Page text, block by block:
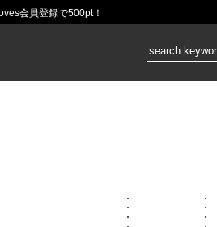
会員登録で500pt！